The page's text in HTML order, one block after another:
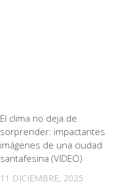
El clima no deja de
sorprender: impactantes
imágenes de una ciudad
santafesina (VIDEO)
11 DICIEMBRE, 2025